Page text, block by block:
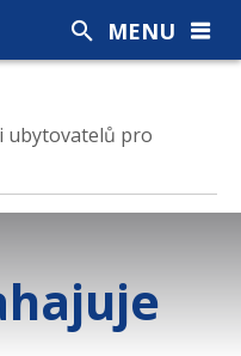
ubytovatelů pro
MENU